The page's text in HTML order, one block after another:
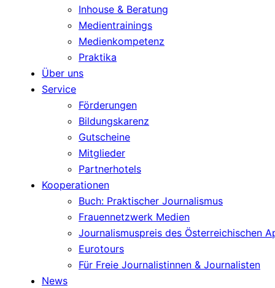
Inhouse & Beratung
Medientrainings
Medienkompetenz
Praktika
Über uns
Service
Förderungen
Bildungskarenz
Gutscheine
Mitglieder
Partnerhotels
Kooperationen
Buch: Praktischer Journalismus
Frauennetzwerk Medien
Journalismuspreis des Österreichischen
Eurotours
Für Freie Journalistinnen & Journalisten
News